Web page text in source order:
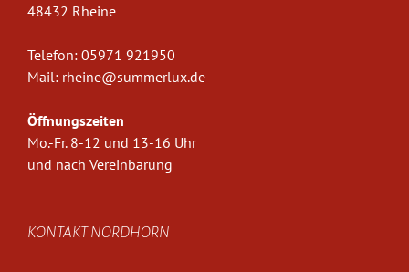
48432 Rheine
Telefon: 05971 921950
Mail: rheine@summerlux.de
Öffnungszeiten
Mo.-Fr. 8-12 und 13-16 Uhr
und nach Vereinbarung
KONTAKT NORDHORN